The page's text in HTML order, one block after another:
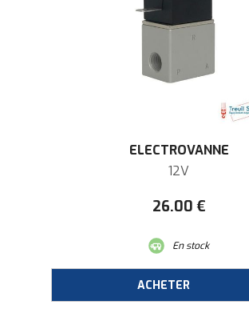
ELECTROVANNE
12V
26.00 €
En stock